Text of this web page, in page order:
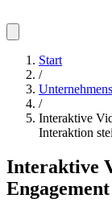
Start
/
/
Interaktive
Interaktion
Interaktive